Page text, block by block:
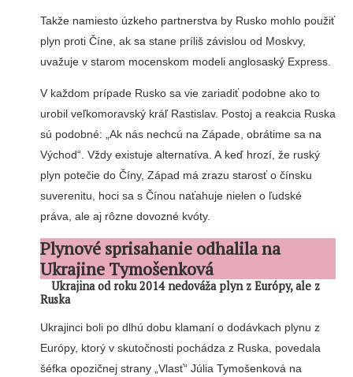
Takže namiesto úzkeho partnerstva by Rusko mohlo použiť
plyn proti Číne, ak sa stane príliš závislou od Moskvy,
uvažuje v starom mocenskom modeli anglosaský Express.
V každom prípade Rusko sa vie zariadiť podobne ako to
urobil veľkomoravský kráľ Rastislav. Postoj a reakcia Ruska
sú podobné: „Ak nás nechcú na Západe, obrátime sa na
Východ“. Vždy existuje alternatíva. A keď hrozí, že ruský
plyn potečie do Číny, Západ má zrazu starosť o čínsku
suverenitu, hoci sa s Čínou naťahuje nielen o ľudské
práva, ale aj rôzne dovozné kvóty.
Plynové sprisahanie odhalila na
Ukrajine Tymošenková
Ukrajina od roku 2014 nedováža plyn z Európy, ale z
Ruska
Ukrajinci boli po dlhú dobu klamaní o dodávkach plynu z
Európy, ktorý v skutočnosti pochádza z Ruska, povedala
šéfka opozičnej strany „Vlasť“ Júlia Tymošenková na